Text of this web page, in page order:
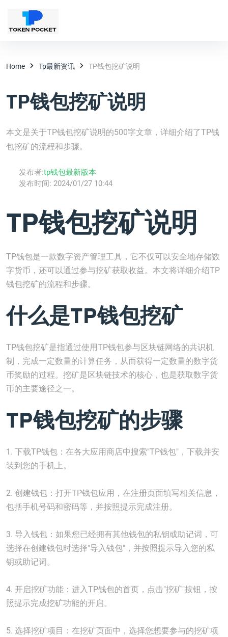
Home Tp最新资讯 TP钱包挖矿说明
TP钱包挖矿说明
本文是关于TP钱包挖矿说明的500字文章，详细介绍了TP钱
包挖矿的流程和步骤。
发布者:tp钱包最新版本
发布时间: 2024/01/27 10:44
TP钱包挖矿说明
TP钱包是一款数字资产管理工具，它不仅可以安全地存储数
字货币，还可以通过参与挖矿获取收益。本文将详细介绍TP
钱包挖矿的流程和步骤。
什么是TP钱包挖矿
TP钱包挖矿是指通过使用TP钱包参与区块链网络的共识机
制，完成一定数量的计算任务，从而获得一定数量的数字货
币奖励的过程。挖矿是区块链技术的核心，也是获取数字货
币的主要途径之一。
TP钱包挖矿的步骤
1. 下载TP钱包：在各大应用商店中搜索"TP钱包"，下载并安
装到您的手机上。
2. 创建钱包：打开TP钱包应用，在注册页面填写相关信息，
包括手机号码和密码等，并按照提示完成注册。
3. 导入钱包：如果您已经拥有其他钱包的私钥或助记词，可
选择在创建钱包时选择"导入钱包"，并按照提示导入您的私
钥或助记词。
4. 开启挖矿功能：进入TP钱包的首页，点击"挖矿"按钮，按
照提示完成挖矿功能的开启。
5. 选择挖矿项目：在挖矿页面中，选择您想要参与的挖矿项